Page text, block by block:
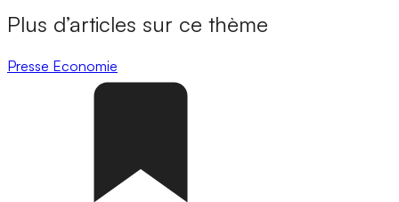
Plus d’articles sur ce thème
Presse Economie